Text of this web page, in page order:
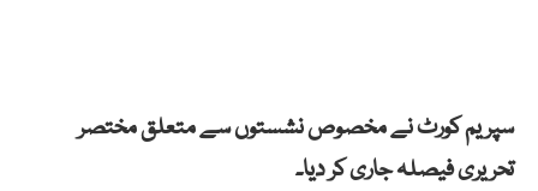
سپریم کورٹ نے مخصوص نشستوں سے متعلق مختصر
تحریری فیصلہ جاری کر دیا۔